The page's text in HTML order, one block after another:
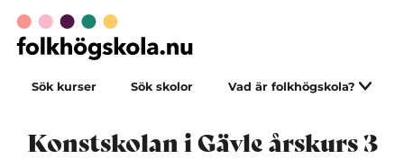
Sök kurser Sök skolor Vad är folkhögskola?
Konstskolan i Gävle årskurs 3